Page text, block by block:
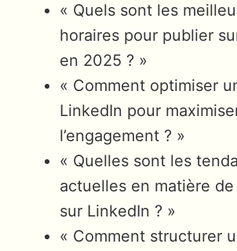
« Quels sont les
horaires pour publier
en 2025 ? »
« Comment optimiser
LinkedIn pour
l’engagement ? »
« Quelles sont les
actuelles en matière
sur LinkedIn ? »
« Comment structurer